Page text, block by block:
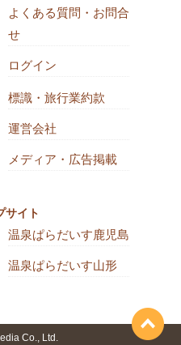
よくある質問・お問合
せ
ログイン
標識・旅行業約款
運営会社
メディア・広告掲載
サイト
温泉ぱらだいす鹿児島
温泉ぱらだいす山形
Co., Ltd.